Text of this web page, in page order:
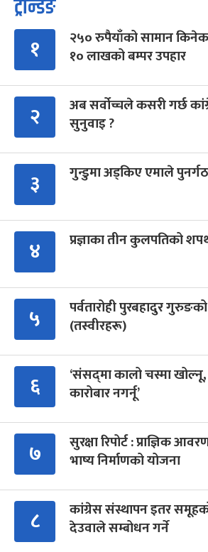
ट्रेन्डिङ
१
२५० रुपैयाँको सामान
१० लाखको बम्पर उपहार
२
अब सर्वोच्चले कसरी गर्छ
सुनुवाइ ?
३ गुन्डुमा अड्किए एमाले
४ प्रज्ञाका तीन कुलपतिको
५
पर्वतारोही पुरबहादुर गुरुङको
(तस्वीरहरू)
६
‘संसद्‍मा कालो चस्मा
कारोबार नगर्नू’
७
सुरक्षा रिपोर्ट : प्राज्ञिक
भाष्य निर्माणको योजना
८
कांग्रेस संस्थापन इतर समूहको
देउवाले सम्बोधन गर्ने